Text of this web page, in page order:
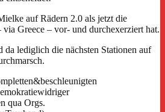
auf Rädern 2.0 als jetzt die
Greece – vor- und durchexerziert hat.
lediglich die nächsten Stationen auf
qua Orgs.